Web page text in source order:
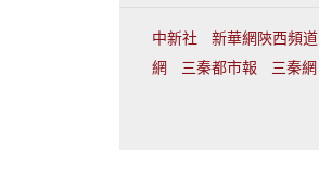
中新社 新華網陝西頻道
網
三秦都市報 三秦網